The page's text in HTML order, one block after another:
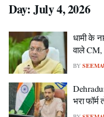
Day: July 4, 2026
धामी के
वाले CM,
BY
भरा